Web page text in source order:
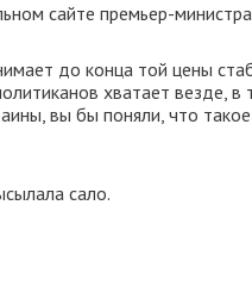
сайте премьер-
до конца той цены
хватает везде,
вы бы поняли, что такое
сало.